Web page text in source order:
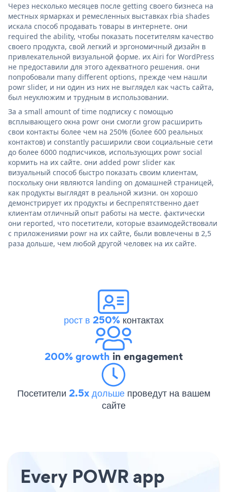
Через несколько месяцев после getting своего бизнеса на
местных ярмарках и ремесленных выставках rbia shades
искала способ продавать товары в интернете. они
required the ability, чтобы показать посетителям качество
своего продукта, свой легкий и эргономичный дизайн в
привлекательной визуальной форме. их Airi for WordPress
не предоставили для этого адекватного решения. они
попробовали many different options, прежде чем нашли
powr slider, и ни один из них не выглядел как часть сайта,
был неуклюжим и трудным в использовании.
За a small amount of time подписку с помощью
всплывающего окна powr они смогли grow расширить
свои контакты более чем на 250% (более 600 реальных
контактов) и constantly расширили свои социальные сети
до более 6000 подписчиков, использующих powr social
кормить на их сайте. они added powr slider как
визуальный способ быстро показать своим клиентам,
поскольку они являются landing on домашней страницей,
как продукты выглядят в реальной жизни. он хорошо
демонстрирует их продукты и беспрепятственно дает
клиентам отличный опыт работы на месте. фактически
они reported, что посетители, которые взаимодействовали
с приложениями powr на их сайте, были вовлечены в 2,5
раза дольше, чем любой другой человек на их сайте.
рост в 250%контактах
200% growth in engagement
Посетители 2.5x дольше проведут на вашем
сайте
Every POWR app